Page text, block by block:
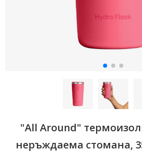
"All Around"
неръждаема стомана,